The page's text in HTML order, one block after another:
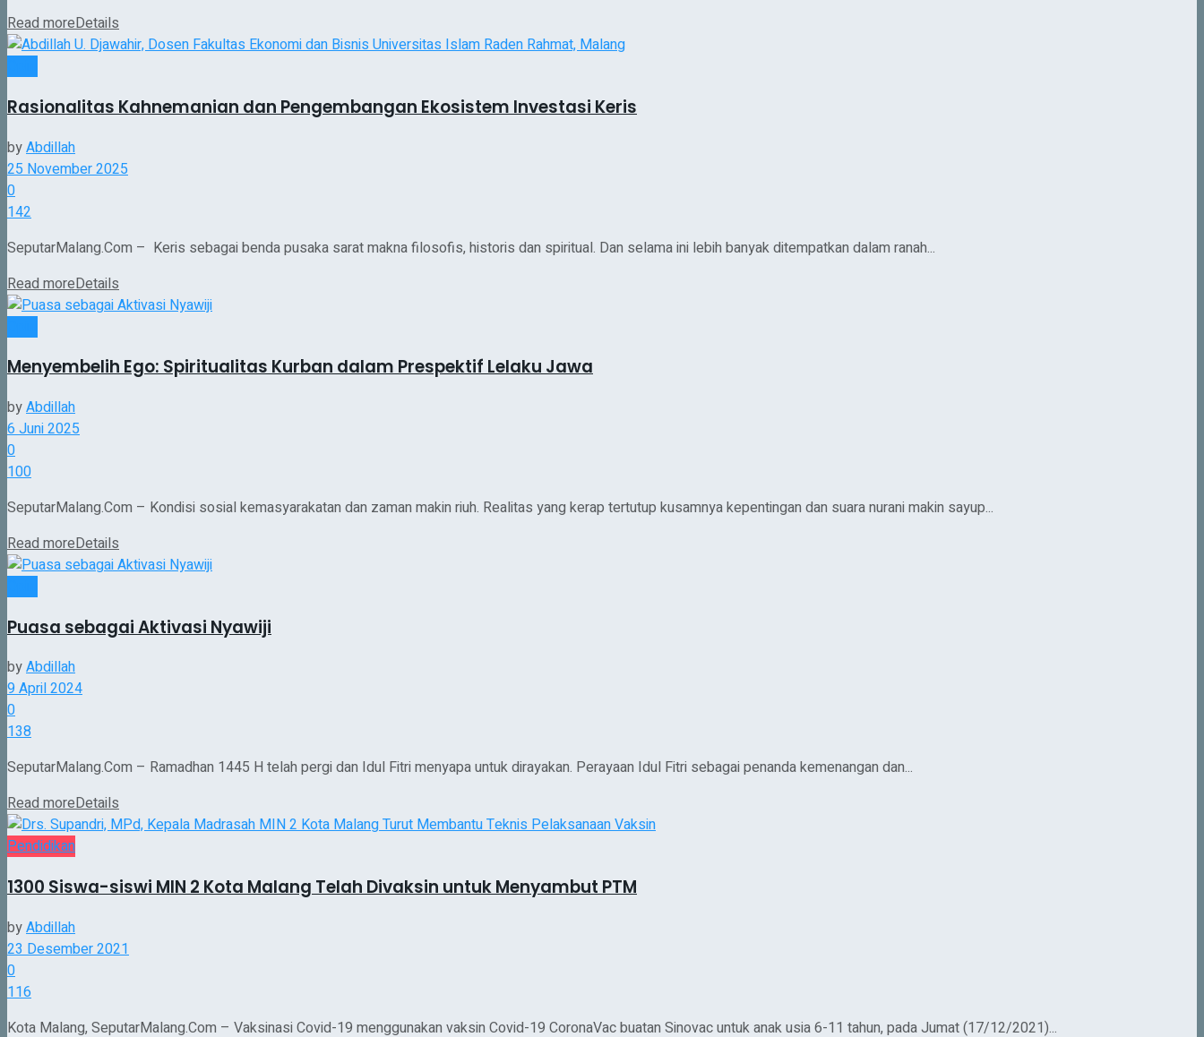
Read moreDetails
Rasionalitas Kahnemanian dan Pengembangan Ekosistem Investasi Keris
byAbdillah
25 November 2025
0
142
SeputarMalang.Com – Keris sebagai benda pusaka sarat makna filosofis, historis dan spiritual. Dan selama ini lebih banyak ditempatkan dalam ranah...
Read moreDetails
Menyembelih Ego: Spiritualitas Kurban dalam Prespektif Lelaku Jawa
byAbdillah
6 Juni 2025
0
100
SeputarMalang.Com – Kondisi sosial kemasyarakatan dan zaman makin riuh. Realitas yang kerap tertutup kusamnya kepentingan dan suara nurani makin sayup...
Read moreDetails
Puasa sebagai Aktivasi Nyawiji
byAbdillah
9 April 2024
0
138
SeputarMalang.Com – Ramadhan 1445 H telah pergi dan Idul Fitri menyapa untuk dirayakan. Perayaan Idul Fitri sebagai penanda kemenangan dan...
Read moreDetails
Pendidikan
1300 Siswa-siswi MIN 2 Kota Malang Telah Divaksin untuk Menyambut PTM
byAbdillah
23 Desember 2021
0
116
Kota Malang, SeputarMalang.Com – Vaksinasi Covid-19 menggunakan vaksin Covid-19 CoronaVac buatan Sinovac untuk anak usia 6-11 tahun, pada Jumat (17/12/2021)...